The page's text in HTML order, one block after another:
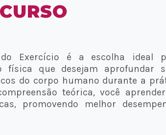
Exercício é a escolha ideal
física que desejam aprofundar
do corpo humano durante a
teórica, você
promovendo melhor